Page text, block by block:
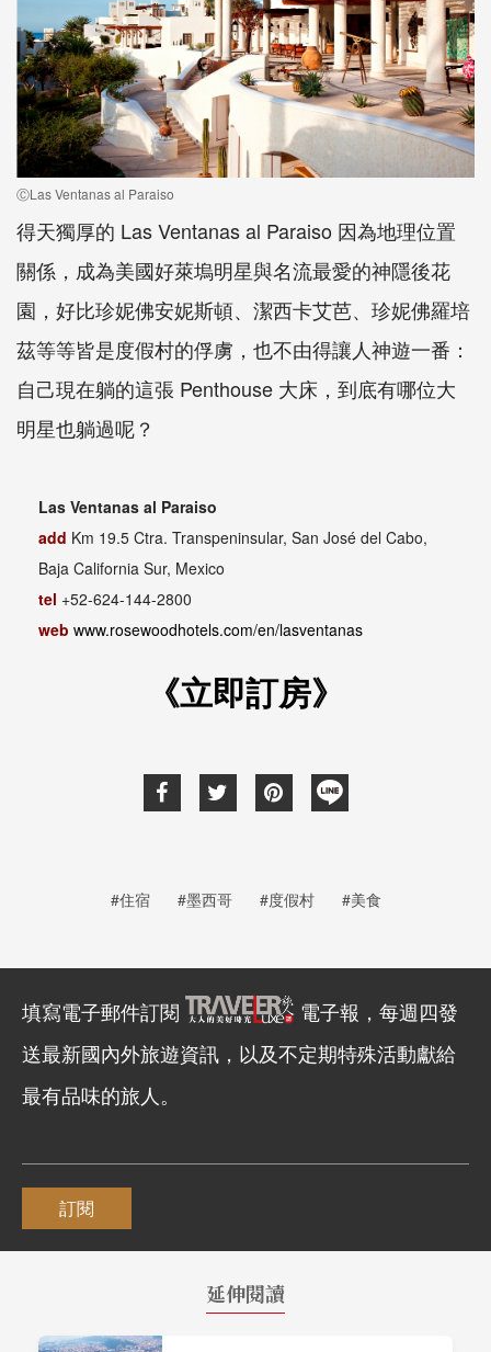
ⒸLas Ventanas al Paraiso
得天獨厚的 Las Ventanas al Paraiso 因為地理位置
關係，成為美國好萊塢明星與名流最愛的神隱後花
園，好比珍妮佛安妮斯頓、潔西卡艾芭、珍妮佛羅培
茲等等皆是度假村的俘虜，也不由得讓人神遊一番：
自己現在躺的這張 Penthouse 大床，到底有哪位大
明星也躺過呢？
Las Ventanas al Paraiso
add Km 19.5 Ctra. Transpeninsular, San José del Cabo,
Baja California Sur, Mexico
tel +52-624-144-2800
web www.rosewoodhotels.com/en/lasventanas
《立即訂房》
#住宿 #墨西哥 #度假村 #美食
填寫電子郵件訂閱
電子報，每週四發
送最新國內外旅遊資訊，以及不定期特殊活動獻給
最有品味的旅人。
訂閱
延伸閱讀